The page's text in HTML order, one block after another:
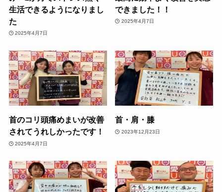
生活できるようになりまし
た
2025年4月7日
できました！！
2025年4月7日
首のコリ頭痛めまいが改善
されてうれしかったです！
2025年4月7日
首・肩・膝
2023年12月23日